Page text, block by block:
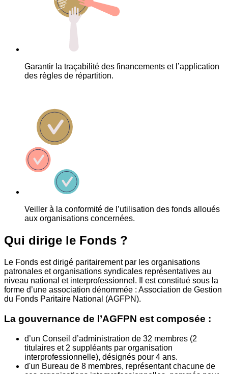
Garantir la traçabilité des financements et l’application
des règles de répartition.
Veiller à la conformité de l’utilisation des fonds alloués
aux organisations concernées.
Qui dirige le Fonds ?
Le Fonds est dirigé paritairement par les organisations
patronales et organisations syndicales représentatives au
niveau national et interprofessionnel. Il est constitué sous la
forme d’une association dénommée : Association de Gestion
du Fonds Paritaire National (AGFPN).
La gouvernance de l’AGFPN est composée :
d’un Conseil d’administration de 32 membres (2
titulaires et 2 suppléants par organisation
interprofessionnelle), désignés pour 4 ans.
d'un Bureau de 8 membres, représentant chacune de